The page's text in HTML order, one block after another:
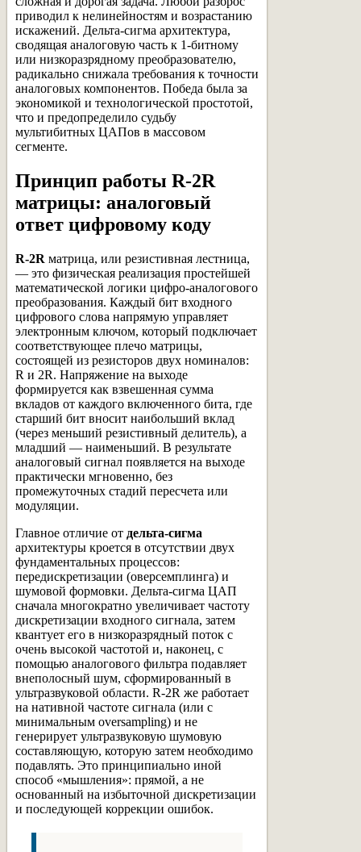
приводил к нелинейностям и возрастанию
искажений. Дельта-сигма архитектура,
сводящая аналоговую часть к 1-битному
или низкоразрядному преобразователю,
радикально снижала требования к точности
аналоговых компонентов. Победа была за
экономикой и технологической простотой,
что и предопределило судьбу
мультибитных ЦАПов в массовом
сегменте.
Принцип работы R-2R
матрицы: аналоговый
ответ цифровому коду
R-2R матрица, или резистивная лестница,
— это физическая реализация простейшей
математической логики цифро-аналогового
преобразования. Каждый бит входного
цифрового слова напрямую управляет
электронным ключом, который подключает
соответствующее плечо матрицы,
состоящей из резисторов двух номиналов:
R и 2R. Напряжение на выходе
формируется как взвешенная сумма
вкладов от каждого включенного бита, где
старший бит вносит наибольший вклад
(через меньший резистивный делитель), а
младший — наименьший. В результате
аналоговый сигнал появляется на выходе
практически мгновенно, без
промежуточных стадий пересчета или
модуляции.
Главное отличие от дельта-сигма
архитектуры кроется в отсутствии двух
фундаментальных процессов:
передискретизации (оверсемплинга) и
шумовой формовки. Дельта-сигма ЦАП
сначала многократно увеличивает частоту
дискретизации входного сигнала, затем
квантует его в низкоразрядный поток с
очень высокой частотой и, наконец, с
помощью аналогового фильтра подавляет
внеполосный шум, сформированный в
ультразвуковой области. R-2R же работает
на нативной частоте сигнала (или с
минимальным oversampling) и не
генерирует ультразвуковую шумовую
составляющую, которую затем необходимо
подавлять. Это принципиально иной
способ «мышления»: прямой, а не
основанный на избыточной дискретизации
и последующей коррекции ошибок.